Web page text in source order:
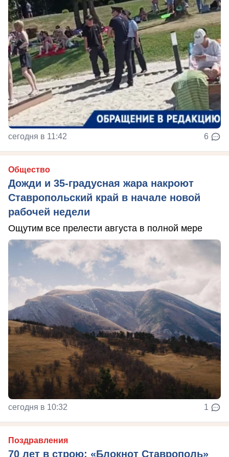
сегодня в 11:42 6
Общество
Дожди и 35-градусная жара накроют
Ставропольский край в начале новой
рабочей недели
Ощутим все прелести августа в полной мере
сегодня в 10:32 1
Поздравления
70 лет в строю: «Блокнот Ставрополь»